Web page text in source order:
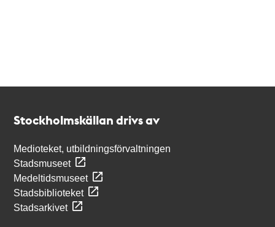
Stockholmskällan drivs av
Medioteket, utbildningsförvaltningen
Stadsmuseet
Medeltidsmuseet
Stadsbiblioteket
Stadsarkivet